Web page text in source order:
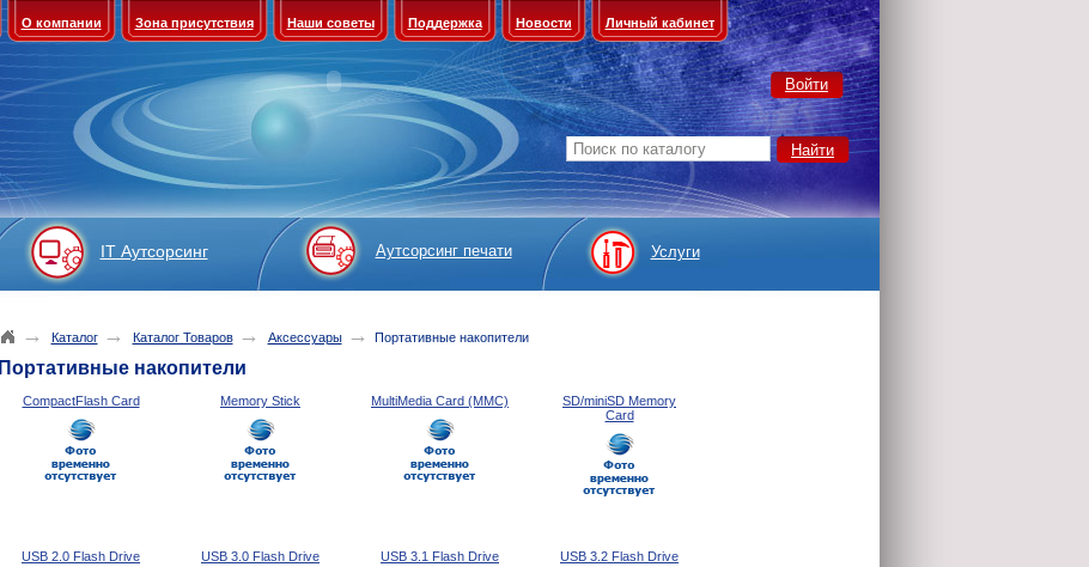
О компании Зона присутствия Наши советы Поддержка Новости Личный кабинет
Войти
IT Аутсорсинг Аутсорсинг печати Услуги
→ Каталог → Каталог Товаров → Аксессуары → Портативные накопители
Портативные накопители
CompactFlash Card Memory Stick MultiMedia Card (MMC)
SD/miniSD Memory
Card
USB 2.0 Flash Drive USB 3.0 Flash Drive USB 3.1 Flash Drive USB 3.2 Flash Drive